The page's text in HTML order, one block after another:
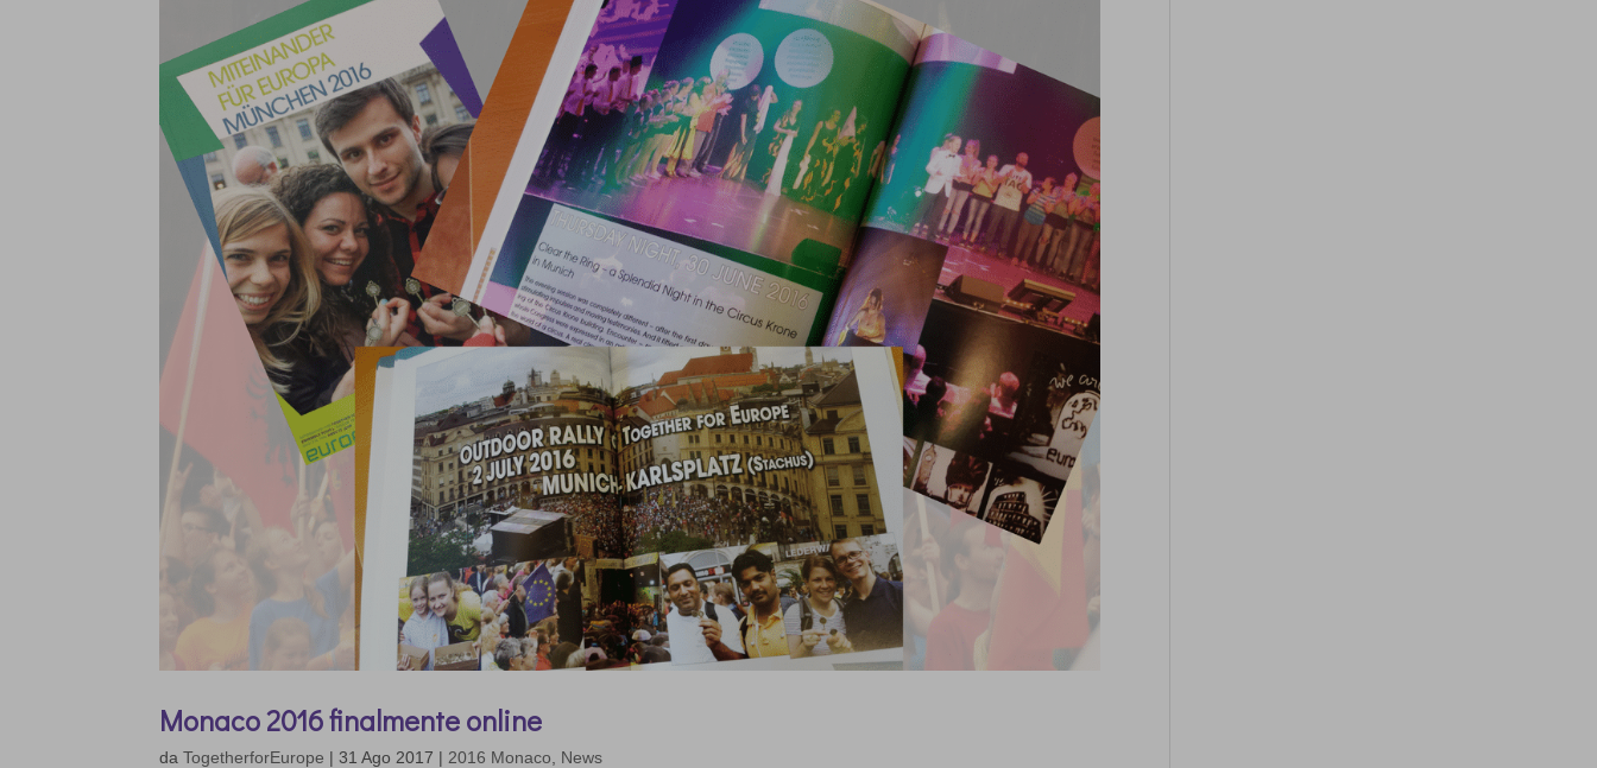
Monaco 2016 finalmente online
daTogetherforEurope |31 Ago 2017 |2016 Monaco, News